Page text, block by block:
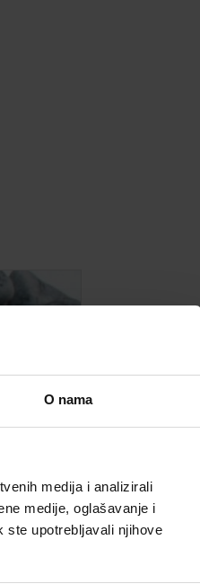
O nama
medija i analizirali
medije, oglašavanje i
ste upotrebljavali njihove